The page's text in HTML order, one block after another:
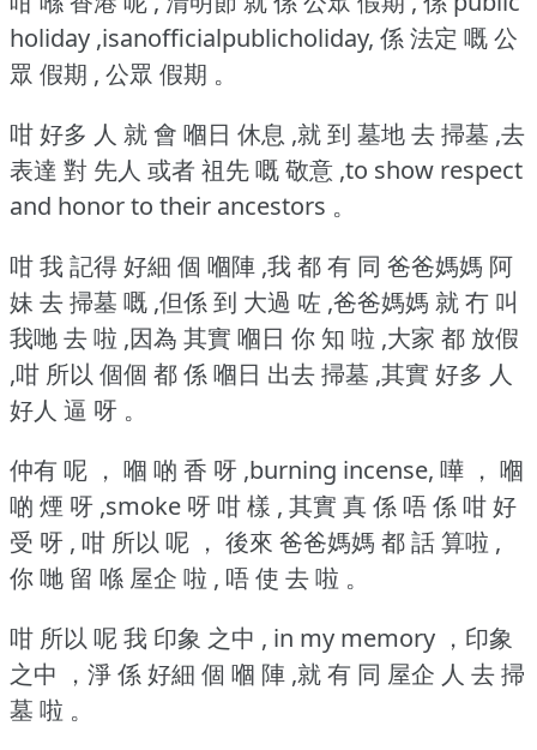
holiday ,isanofficialpublicholiday, 係 法定 嘅 公
眾 假期 , 公眾 假期 。
咁 好多 人 就 會 嗰日 休息 ,就 到 墓地 去 掃墓 ,去
表達 對 先人 或者 祖先 嘅 敬意 ,to show respect
and honor to their ancestors 。
咁 我 記得 好細 個 嗰陣 ,我 都 有 同 爸爸媽媽 阿
妹 去 掃墓 嘅 ,但係 到 大過 咗 ,爸爸媽媽 就 冇 叫
我哋 去 啦 ,因為 其實 嗰日 你 知 啦 ,大家 都 放假
,咁 所以 個個 都 係 嗰日 出去 掃墓 ,其實 好多 人
好人 逼 呀 。
仲有 呢 ， 嗰 啲 香 呀 ,burning incense, 嘩 ， 嗰
啲 煙 呀 ,smoke 呀 咁 樣 , 其實 真 係 唔 係 咁 好
受 呀 , 咁 所以 呢 ， 後來 爸爸媽媽 都 話 算啦 ,
你 哋 留 喺 屋企 啦 , 唔 使 去 啦 。
咁 所以 呢 我 印象 之中 , in my memory ，印象
之中 ，淨 係 好細 個 嗰 陣 ,就 有 同 屋企 人 去 掃
墓 啦 。